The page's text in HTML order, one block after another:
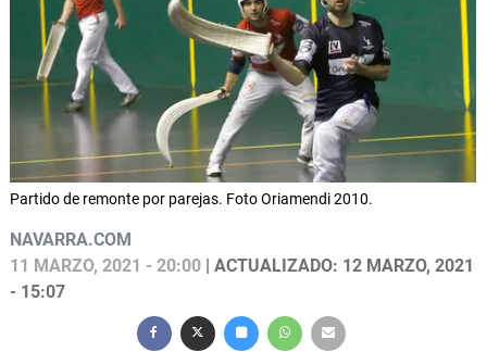
Partido de remonte por parejas. Foto Oriamendi 2010.
NAVARRA.COM
11 MARZO, 2021 - 20:00 | ACTUALIZADO: 12 MARZO, 2021
- 15:07